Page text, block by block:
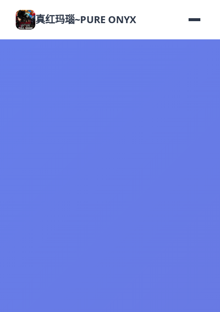
真红玛瑙~PURE ONYX